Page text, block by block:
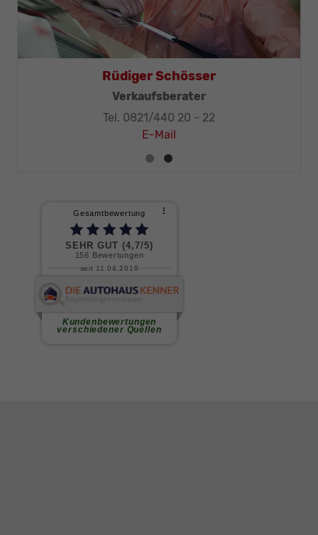
Thomas Mohr
Geschäftsleitung, KFZ-Techniker-Meister
Tel. 0821/440 20 - 32
E-Mail